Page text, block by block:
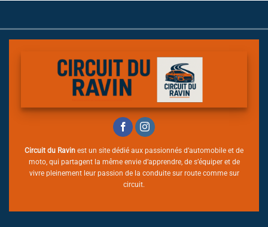
Circuit du Ravin est un site dédié aux passionnés d’automobile et de
moto, qui partagent la même envie d’apprendre, de s’équiper et de
vivre pleinement leur passion de la conduite sur route comme sur
circuit.